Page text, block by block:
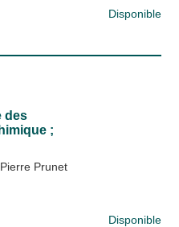
Disponible
des
;
Prunet
Disponible